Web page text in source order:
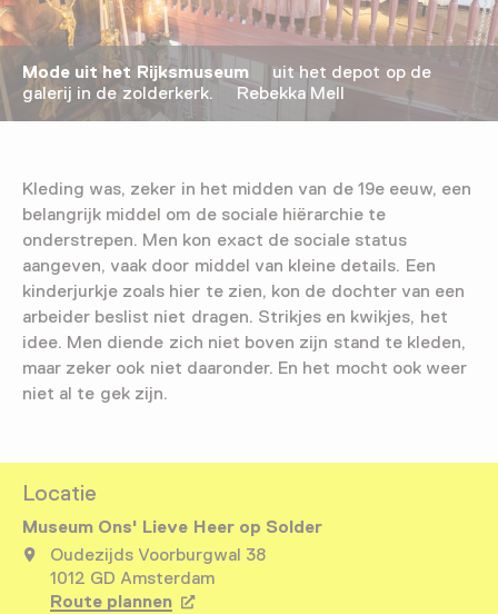
Mode uit het Rijksmuseum uit het depot op de
galerij in de zolderkerk. Rebekka Mell
Kleding was, zeker in het midden van de 19e eeuw, een
belangrijk middel om de sociale hiërarchie te
onderstrepen. Men kon exact de sociale status
aangeven, vaak door middel van kleine details. Een
kinderjurkje zoals hier te zien, kon de dochter van een
arbeider beslist niet dragen. Strikjes en kwikjes, het
idee. Men diende zich niet boven zijn stand te kleden,
maar zeker ook niet daaronder. En het mocht ook weer
niet al te gek zijn.
Locatie
Museum Ons' Lieve Heer op Solder
Oudezijds Voorburgwal 38
1012 GD Amsterdam
Route plannen Opent in een nieuw tabblad